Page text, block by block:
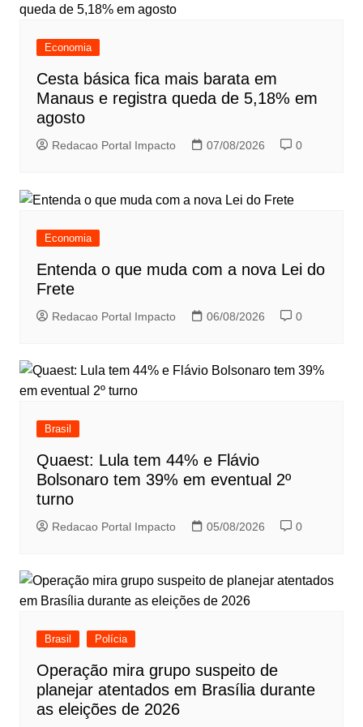
Economia
Cesta básica fica mais barata em
Manaus e registra queda de 5,18% em
agosto
Redacao Portal Impacto 07/08/2026 0
Economia
Entenda o que muda com a nova Lei do
Frete
Redacao Portal Impacto 06/08/2026 0
Brasil
Quaest: Lula tem 44% e Flávio
Bolsonaro tem 39% em eventual 2º
turno
Redacao Portal Impacto 05/08/2026 0
Brasil Polícia
Operação mira grupo suspeito de
planejar atentados em Brasília durante
as eleições de 2026